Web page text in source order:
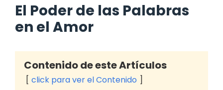
El Poder de las Palabras
en el Amor
Contenido de este Artículos
click para ver el Contenido